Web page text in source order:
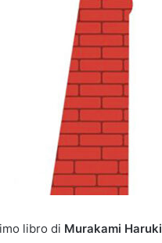
libro di Murakami Haruki